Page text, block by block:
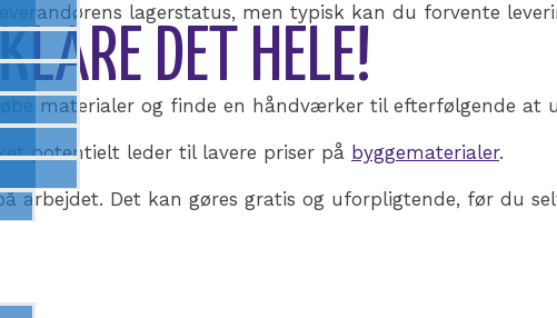
lagerstatus, men typisk kan du forvente
DET HELE!
materialer og finde en håndværker til efterfølgende at
potentielt leder til lavere priser på byggematerialer.
arbejdet. Det kan gøres gratis og uforpligtende, før du